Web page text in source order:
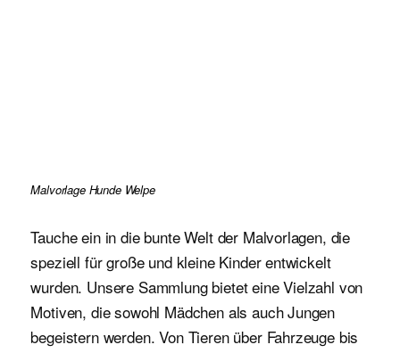
Malvorlage Hunde Welpe
Tauche ein in die bunte Welt der Malvorlagen, die
speziell für große und kleine Kinder entwickelt
wurden. Unsere Sammlung bietet eine Vielzahl von
Motiven, die sowohl Mädchen als auch Jungen
begeistern werden. Von Tieren über Fahrzeuge bis